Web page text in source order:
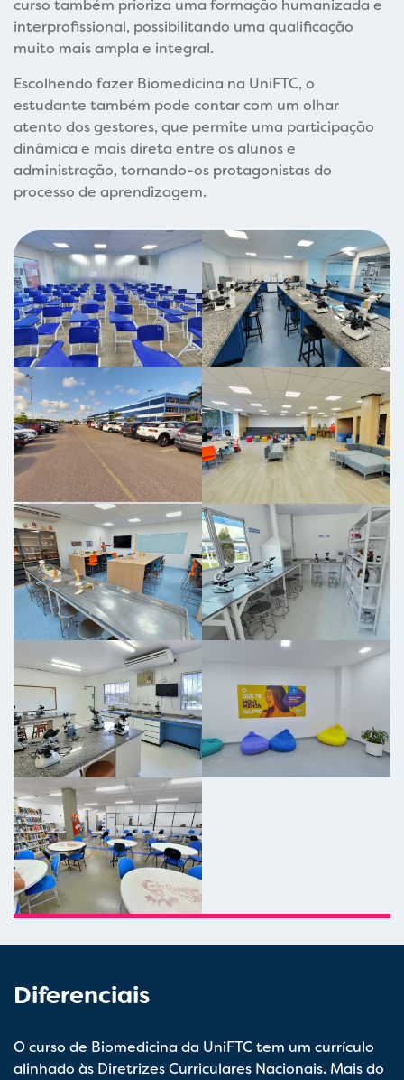
curso também prioriza uma formação humanizada e
interprofissional, possibilitando uma qualificação
muito mais ampla e integral.
Escolhendo fazer Biomedicina na UniFTC, o
estudante também pode contar com um olhar
atento dos gestores, que permite uma participação
dinâmica e mais direta entre os alunos e
administração, tornando-os protagonistas do
processo de aprendizagem.
Diferenciais
O curso de Biomedicina da UniFTC tem um currículo
alinhado às Diretrizes Curriculares Nacionais. Mais do